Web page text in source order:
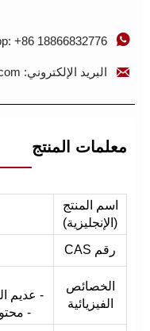

+86 18866832776
 البريد الإلكتروني: victoria@juntengchem.com
معلمات المنتج
اسم المنتج
(الإنجليزية)
رقم CAS
الخصائص
الفيزيائية
- عديم
- محتوى